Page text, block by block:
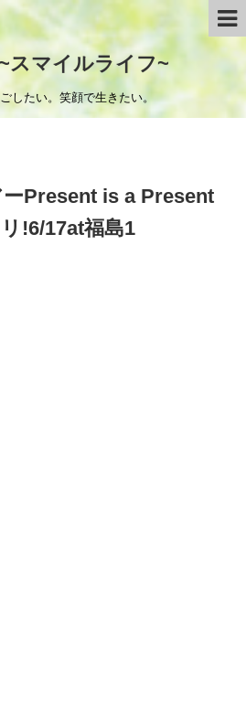
スマイルライフ~
したい。笑顔で生きたい。
Present is a Present
!6/17at福島1